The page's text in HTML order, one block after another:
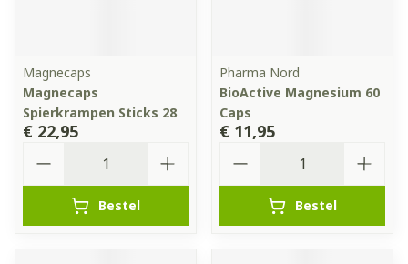
Magnecaps
Magnecaps
Spierkrampen Sticks 28
€ 22,95
Bestel
Pharma Nord
BioActive Magnesium 60
Caps
€ 11,95
Bestel